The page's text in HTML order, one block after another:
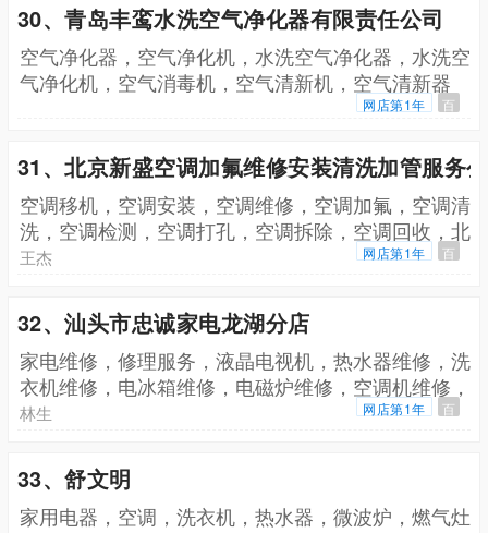
30、青岛丰鸾水洗空气净化器有限责任公司
空气净化器，空气净化机，水洗空气净化器，水洗空
气净化机，空气消毒机，空气清新机，空气清新器
网店第1年 百
31、北京新盛空调加氟维修安装清洗加管服务
空调移机，空调安装，空调维修，空调加氟，空调清
洗，空调检测，空调打孔，空调拆除，空调回收，北
京空调维修，北京空调加氟，北京空调安装
王杰 网店第1年 百
32、汕头市忠诚家电龙湖分店
家电维修，修理服务，液晶电视机，热水器维修，洗
衣机维修，电冰箱维修，电磁炉维修，空调机维修，
油烟机维修，电饭煲维修，电压力煲维修
林生 网店第1年 百
33、舒文明
家用电器，空调，洗衣机，热水器，微波炉，燃气灶